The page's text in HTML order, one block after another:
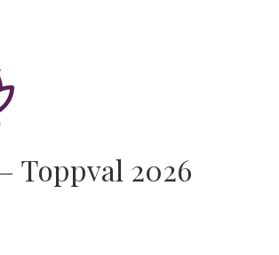
Toppval 2026